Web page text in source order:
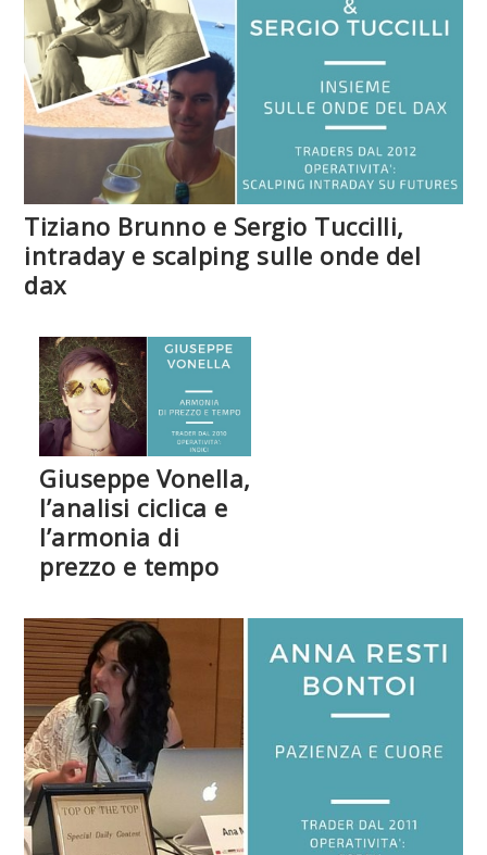
Tiziano Brunno e Sergio Tuccilli,
intraday e scalping sulle onde del
dax
Giuseppe Vonella,
l’analisi ciclica e
l’armonia di
prezzo e tempo